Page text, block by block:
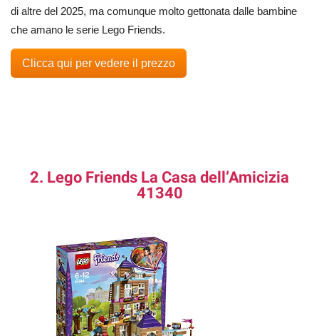
di altre del 2025, ma comunque molto gettonata dalle bambine
che amano le serie Lego Friends.
Clicca qui per vedere il prezzo
2. Lego Friends La Casa dell’Amicizia
41340